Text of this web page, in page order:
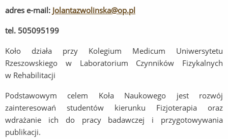
adres e-mail: Jolantazwolinska@op.pl
tel. 505095199
Koło działa przy Kolegium Medicum Uniwersytetu
Rzeszowskiego w Laboratorium Czynników Fizykalnych
w Rehabilitacji
Podstawowym celem Koła Naukowego jest rozwój
zainteresowań studentów kierunku Fizjoterapia oraz
wdrażanie ich do pracy badawczej i przygotowywania
publikacji.